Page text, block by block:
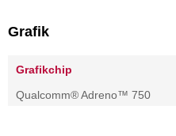
Grafik
Grafikchip
Qualcomm® Adreno™ 750